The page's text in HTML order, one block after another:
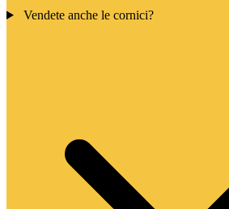
Vendete anche le cornici?